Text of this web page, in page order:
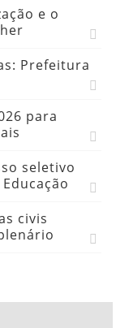
e o
Prefeitura
para
seletivo
civis